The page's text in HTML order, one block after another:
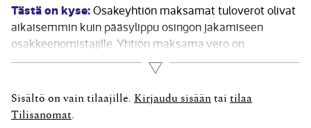
Tästä on kyse:Osakeyhtiön maksamat tuloverot olivat
aikaisemmin kuin pääsylippu osingon jakamiseen
osakkeenomistajille. Yhtiön maksama vero on
yhtiöveron hyvitysjärjestelmässä osasuoritus
osakkeenomistajalta osingosta menevästä verosta. Kun
osinko oli pääomatuloa, johon sovellettiin samaa
verokantaa kuin yhteisöihin, yhtiön maksama vero riitti
Lue lisää
Sisältö on vain tilaajille. Kirjaudu sisään tai tilaa
Tilisanomat